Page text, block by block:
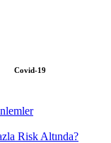
Covid-19
Risk Altında?